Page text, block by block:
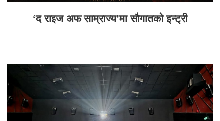
‘द राइज अफ साम्राज्य’मा सौगातको इन्ट्री